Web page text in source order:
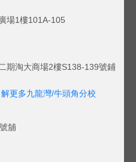
場1樓101A-105
期淘大商場2樓S138-139號鋪
解更多九龍灣/牛頭角分校
舖